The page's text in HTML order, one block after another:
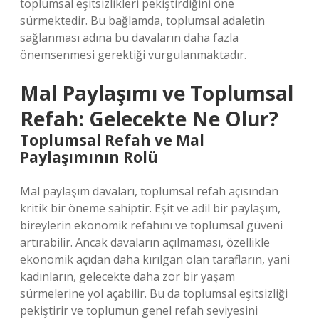
toplumsal eşitsizlikleri pekiştirdiğini öne
sürmektedir. Bu bağlamda, toplumsal adaletin
sağlanması adına bu davaların daha fazla
önemsenmesi gerektiği vurgulanmaktadır.
Mal Paylaşımı ve Toplumsal
Refah: Gelecekte Ne Olur?
Toplumsal Refah ve Mal
Paylaşımının Rolü
Mal paylaşım davaları, toplumsal refah açısından
kritik bir öneme sahiptir. Eşit ve adil bir paylaşım,
bireylerin ekonomik refahını ve toplumsal güveni
artırabilir. Ancak davaların açılmaması, özellikle
ekonomik açıdan daha kırılgan olan tarafların, yani
kadınların, gelecekte daha zor bir yaşam
sürmelerine yol açabilir. Bu da toplumsal eşitsizliği
pekiştirir ve toplumun genel refah seviyesini